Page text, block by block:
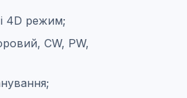
4D режим;
CW, PW,